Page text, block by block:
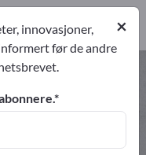
og
Produsent19
Distributører
×
innovasjoner,
før de andre